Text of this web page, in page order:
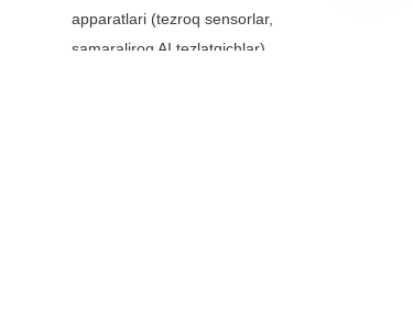
apparatlari (tezroq sensorlar,
samaraliroq AI tezlatgichlar)